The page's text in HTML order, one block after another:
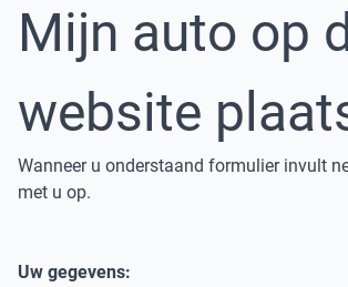
Mijn auto op
website
Wanneer u onderstaand formulier invult
met u op.
Uw gegevens: